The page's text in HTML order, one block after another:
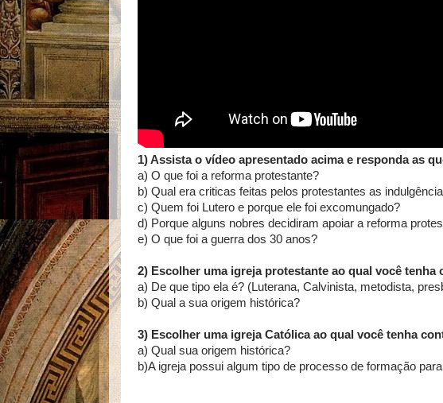
1) Assista o vídeo apresentado acima e responda as
a) O que foi a reforma protestante?
b) Qual era criticas feitas pelos protestantes as
c) Quem foi Lutero e porque ele foi excomungado?
d) Porque alguns nobres decidiram apoiar a reforma
e) O que foi a guerra dos 30 anos?
2) Escolher uma igreja protestante ao qual você tenha
a) De que tipo ela é? (Luterana, Calvinista, metodista,
b) Qual a sua origem histórica?
3) Escolher uma igreja Católica ao qual você tenha
a) Qual sua origem histórica?
b)A igreja possui algum tipo de processo de formação